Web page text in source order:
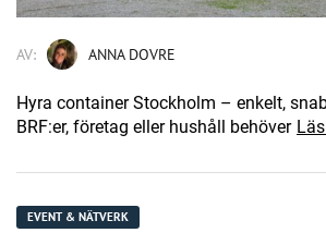
AV: ANNA DOVRE
Hyra container Stockholm – enkelt,
BRF:er, företag eller hushåll behöver
EVENT & NÄTVERK